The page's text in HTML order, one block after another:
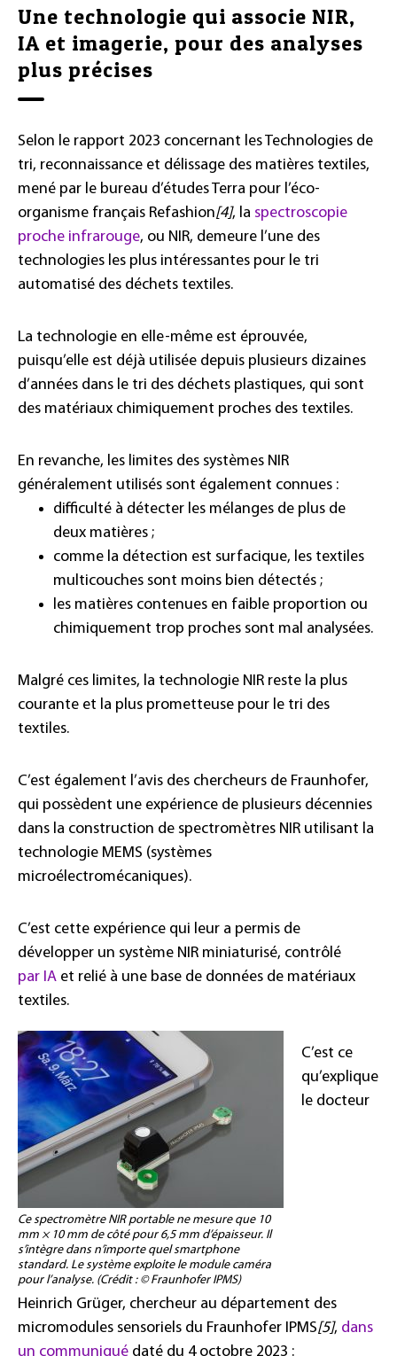
Une technologie qui associe NIR,
IA et imagerie, pour des analyses
plus précises
Selon le rapport 2023 concernant les Technologies de
tri, reconnaissance et délissage des matières textiles,
mené par le bureau d’études Terra pour l’éco-
organisme français Refashion[4], la spectroscopie
proche infrarouge, ou NIR, demeure l’une des
technologies les plus intéressantes pour le tri
automatisé des déchets textiles.
La technologie en elle-même est éprouvée,
puisqu’elle est déjà utilisée depuis plusieurs dizaines
d’années dans le tri des déchets plastiques, qui sont
des matériaux chimiquement proches des textiles.
En revanche, les limites des systèmes NIR
généralement utilisés sont également connues :
difficulté à détecter les mélanges de plus de
deux matières ;
comme la détection est surfacique, les textiles
multicouches sont moins bien détectés ;
les matières contenues en faible proportion ou
chimiquement trop proches sont mal analysées.
Malgré ces limites, la technologie NIR reste la plus
courante et la plus prometteuse pour le tri des
textiles.
C’est également l’avis des chercheurs de Fraunhofer,
qui possèdent une expérience de plusieurs décennies
dans la construction de spectromètres NIR utilisant la
technologie MEMS (systèmes
microélectromécaniques).
C’est cette expérience qui leur a permis de
développer un système NIR miniaturisé, contrôlé
par IA et relié à une base de données de matériaux
textiles.
Ce spectromètre NIR portable ne mesure que 10
mm × 10 mm de côté pour 6,5 mm d’épaisseur. Il
s’intègre dans n’importe quel smartphone
standard. Le système exploite le module caméra
pour l’analyse. (Crédit : © Fraunhofer IPMS)
C’est ce
qu’explique
le docteur
Heinrich Grüger, chercheur au département des
micromodules sensoriels du Fraunhofer IPMS[5], dans
un communiqué daté du 4 octobre 2023 :